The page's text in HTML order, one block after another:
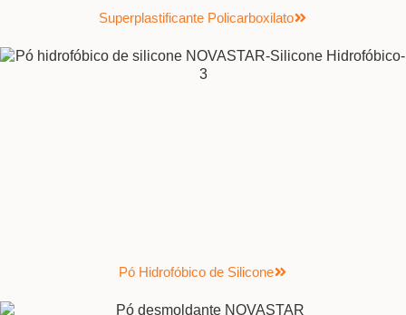
Superplastificante Policarboxilato
Pó Hidrofóbico de Silicone